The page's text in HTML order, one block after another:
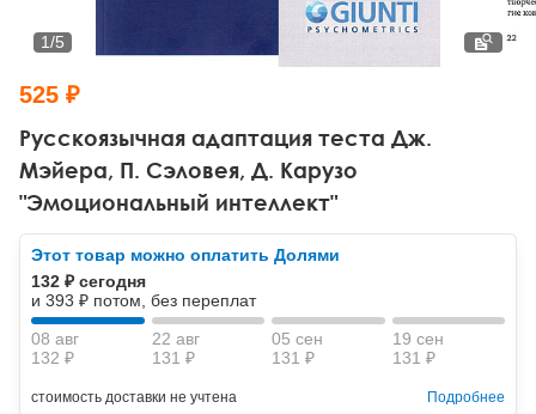
Тревожные расстройства, панические атаки
Другие направления психотерапии
Классический, эриксоновский гипноз и НЛП
НЛП
Психология труда и эргономика
Социальная психология
Социальная и организационная психология
Классический и юнгианский психоанализ
Русскоязычная адаптация теста Дж.
Мэйера, П. Сэловея, Д. Карузо
"Эмоциональный интеллект"
1/5
525 ₽
Этот товар можно оплатить Долями
132 ₽ сегодня
и 393 ₽ потом, без переплат
08 авг
132 ₽
22 авг
131 ₽
05 сен
131 ₽
19 сен
131 ₽
стоимость доставки не учтена Подробнее